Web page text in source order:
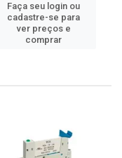
Faça seu login ou
cadastre-se para
ver preços e
comprar